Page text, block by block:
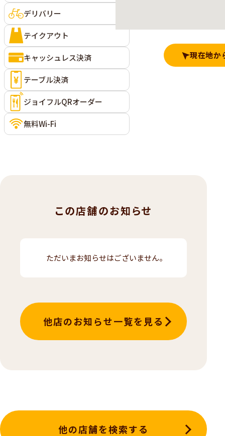
デリバリー
テイクアウト
キャッシュレス決済
テーブル決済
ジョイフルQRオーダー
無料Wi-Fi
現在地か
この店舗のお知らせ
ただいまお知らせはございません。
他店のお知らせ一覧を見る
他の店舗を検索する